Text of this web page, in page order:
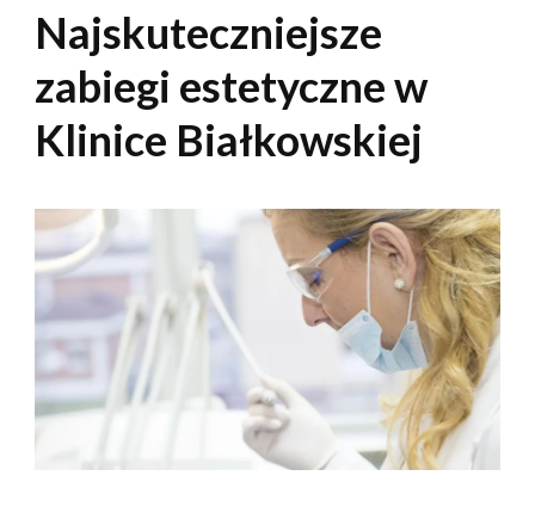
Najskuteczniejsze
zabiegi estetyczne w
Klinice Białkowskiej